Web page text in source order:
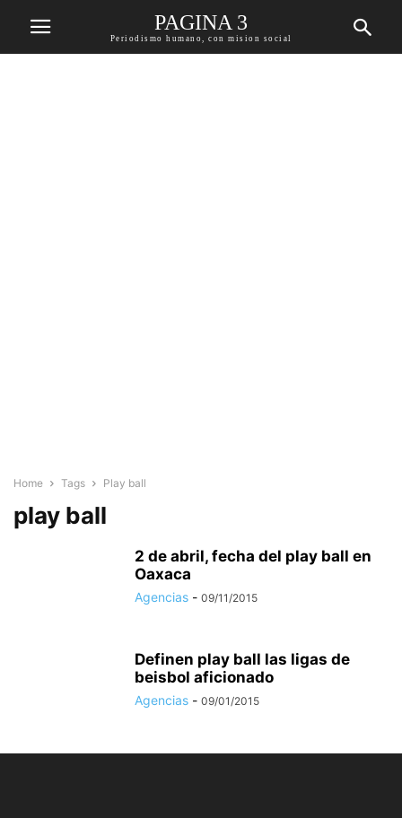
PAGINA 3
Periodismo humano, con mision social
Home Tags Play ball
play ball
2 de abril, fecha del play ball en
Oaxaca
Agencias - 09/11/2015
Definen play ball las ligas de
beisbol aficionado
Agencias - 09/01/2015